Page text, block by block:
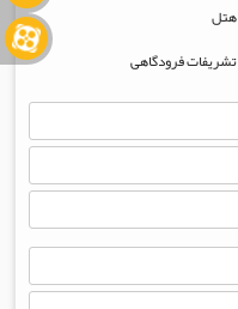
هتل
تشریفات فرودگاهی